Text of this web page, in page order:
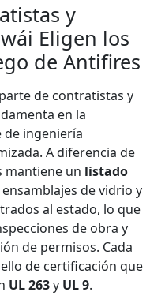
y
Eligen los
de Antifires
de contratistas y
en la
ingeniería
A diferencia de
mantiene un listado
de vidrio y
al estado, lo que
de obra y
de permisos. Cada
de certificación que
UL 263y UL 9.